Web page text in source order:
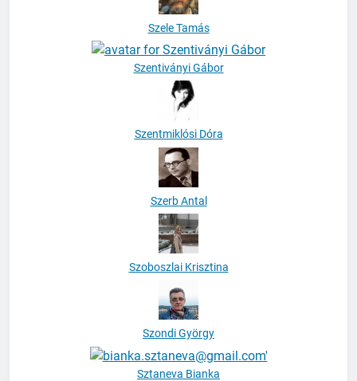
Szele Tamás
Szentiványi Gábor
Szentmiklósi Dóra
Szerb Antal
Szoboszlai Krisztina
Szondi György
Sztaneva Bianka